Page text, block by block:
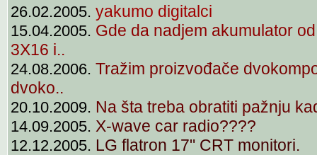
26.02.2005. yakumo digitalci
15.04.2005. Gde da nadjem akumulator
3X16 i..
24.08.2006. Tražim proizvođače
dvoko..
20.10.2009. Na šta treba obratiti pažnju
14.09.2005. X-wave car radio????
12.12.2005. LG flatron 17" CRT monitori.